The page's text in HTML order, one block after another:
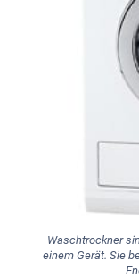
Waschtrockner
einem Gerät. Sie